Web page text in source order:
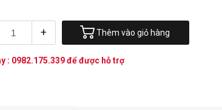
+ Thêm vào giỏ hàng
: 0982.175.339để được hỗ trợ